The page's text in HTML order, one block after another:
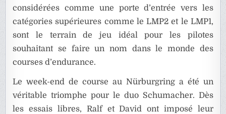
considérées comme une porte d’entrée vers les
catégories supérieures comme le LMP2 et le LMP1,
sont le terrain de jeu idéal pour les pilotes
souhaitant se faire un nom dans le monde des
courses d’endurance.
Le week-end de course au Nürburgring a été un
véritable triomphe pour le duo Schumacher. Dès
les essais libres, Ralf et David ont imposé leur